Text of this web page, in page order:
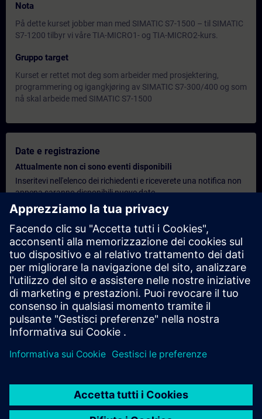
Nota
På dette kurset jobber man med SIMATIC S7-1500 – til SIMATIC
S7-1200 tilbyr vi våre TIA-MICRO1- og TIA-MICRO2-kurs.
Gruppo target
Kurset er rettet mot deg som arbeider med prosjektering,
programmering og igangkjøring av SIMATIC S7-300/400 og som
nå skal arbeide med SIMATIC S7-1500
Date e registrazione
Attualmente non ci sono eventi disponibili
Inseritevi nell'elenco dei richiedenti e riceverete una notifica non
appena saranno disponibili nuove date.
Attivare il servizio di notifica
Preventivo personalizzato
Se desideri un preventivo standard per questo corso di
formazione, ad esempio per il tuo ufficio acquisti, fai clic sul link
sottostante. Per prima cosa, dovrai fornire alcuni dati personali;
successivamente, ti verrà inviato un preventivo via e-mail.
Richiedi un preventivo